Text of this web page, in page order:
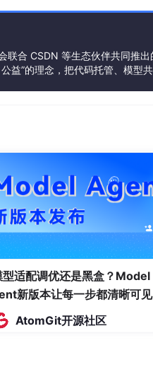
？
或者 Anthropi
接口时，会遇到三座大山：
联合 CSDN 等生态伙伴共同推
益”的理念，把代码托管、模型
型适配调优还是黑盒？Model
新版本让每一步都清晰可见
AtomGit开源社区